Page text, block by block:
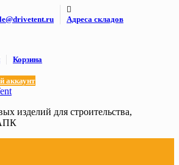
Адреса складов
Корзина
аккаунт
изделий для строительства,